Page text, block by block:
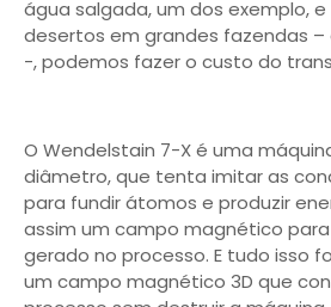
água salgada, um dos exemplo,
desertos em grandes fazendas
-, podemos fazer o custo do
O Wendelstain 7-X é uma
diâmetro, que tenta imitar as
para fundir átomos e produzir
assim um campo magnético
gerado no processo. E tudo isso
um campo magnético 3D que